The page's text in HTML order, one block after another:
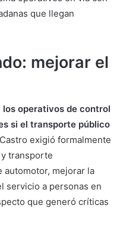
que llegan
mejorar el
los operativos de control
si el transporte público
Castro exigió formalmente
transporte
automotor, mejorar la
servicio a personas en
que generó críticas